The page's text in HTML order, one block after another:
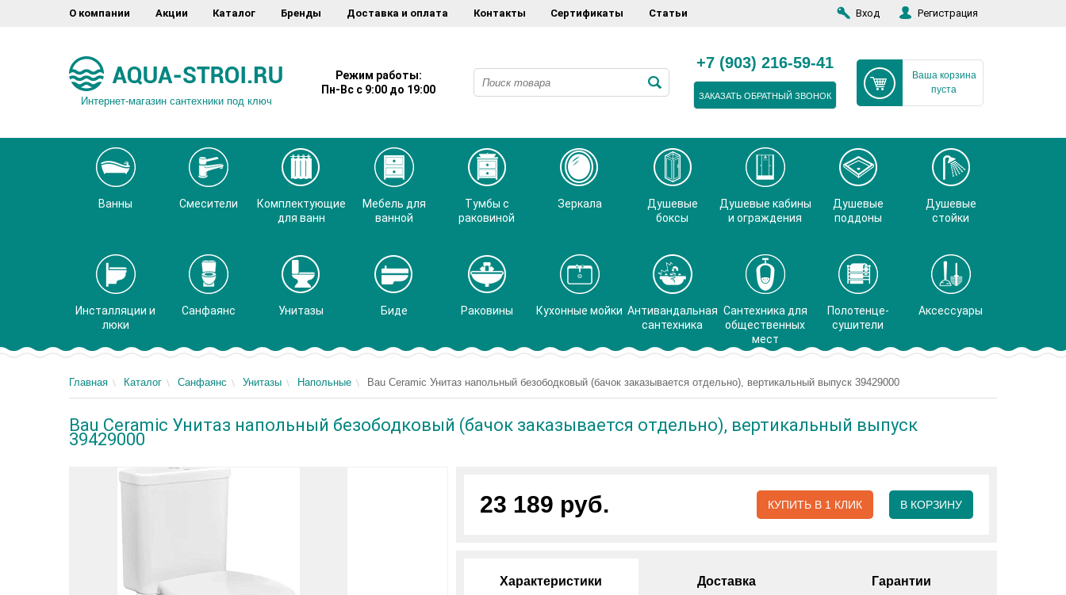
О компании Акции Каталог Бренды Доставка и оплата Контакты Сертификаты Статьи Вход Регистрация
Интернет-магазин сантехники под ключ
Режим работы:
Пн-Вс с 9:00 до 19:00
+7 (903) 216-59-41
ЗАКАЗАТЬ ОБРАТНЫЙ ЗВОНОК
Ваша корзина
пуста
Ванны Смесители
Комплектующие
для ванн
Мебель для
ванной
Тумбы с
раковиной
Зеркала
Душевые
боксы
Душевые кабины
и ограждения
Душевые
поддоны
Душевые
стойки
Инсталляции и
люки
Санфаянс Унитазы Биде Раковины Кухонные мойки Антивандальная
сантехника
Сантехника для
общественных
мест
Полотенце-
сушители
Аксессуары
Главная Каталог Санфаянс Унитазы Напольные Bau Ceramic Унитаз напольный безободковый (бачок заказывается отдельно), вертикальный выпуск 39429000
Bau Ceramic Унитаз напольный безободковый (бачок заказывается отдельно), вертикальный выпуск
39429000
23 189 руб. КУПИТЬ В 1 КЛИК В КОРЗИНУ
Характеристики Доставка Гарантии